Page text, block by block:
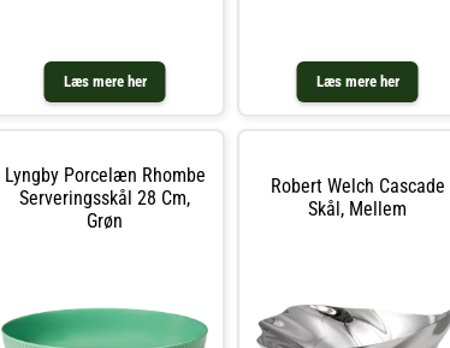
Læs mere her Læs mere her
Lyngby Porcelæn Rhombe
Serveringsskål 28 Cm,
Grøn
Robert Welch Cascade
Skål, Mellem